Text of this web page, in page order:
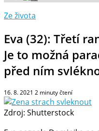
Ze života
Eva (32): Třetí
Je to možná
před ním
16. 8. 2021 2 minuty čtení
Zdroj: Shutterstock